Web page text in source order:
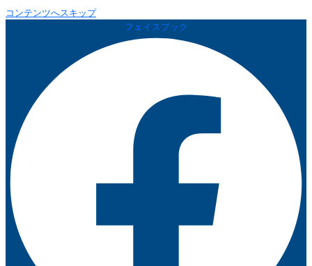
コンテンツへスキップ
フェイスブック